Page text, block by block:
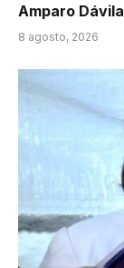
Amparo
8 agosto, 2026